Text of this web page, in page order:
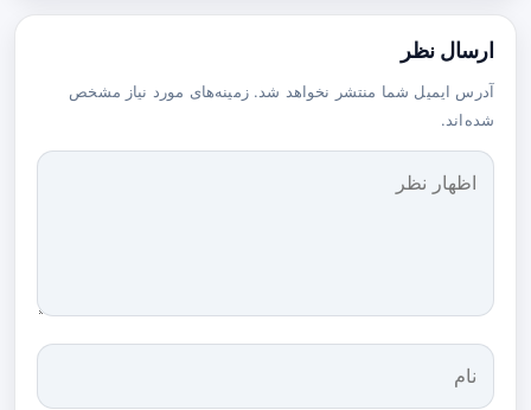
ارسال نظر
آدرس ایمیل شما منتشر نخواهد شد. زمینه‌های مورد نیاز مشخص
شده‌اند.